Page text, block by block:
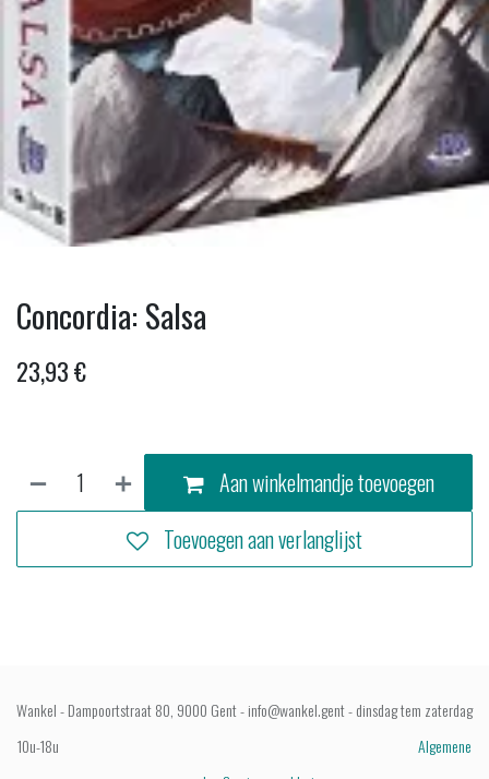
Concordia: Salsa
23,93€
Aan winkelmandje toevoegen
Toevoegen aan verlanglijst
Wankel - Dampoortstraat 80, 9000 Gent - info@wankel.gent - dinsdag tem zaterdag
10u-18u
Algemene